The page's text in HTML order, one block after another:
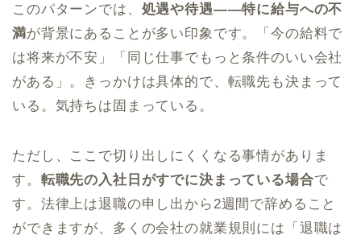
このパターンでは、 処遇や待遇——特に給与への不
満が背景にあることが多い印象です。「今の給料で
は将来が不安」「同じ仕事でもっと条件のいい会社
がある」。きっかけは具体的で、転職先も決まって
いる。気持ちは固まっている。
ただし、ここで切り出しにくくなる事情がありま
す。 転職先の入社日がすでに決まっている場合で
す。法律上は退職の申し出から2週間で辞めること
ができますが、多くの会社の就業規則には「退職は